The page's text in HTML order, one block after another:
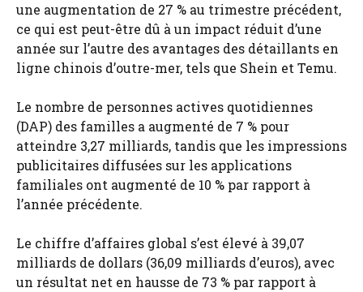
une augmentation de 27 % au trimestre précédent,
ce qui est peut-être dû à un impact réduit d’une
année sur l’autre des avantages des détaillants en
ligne chinois d’outre-mer, tels que Shein et Temu.
Le nombre de personnes actives quotidiennes
(DAP) des familles a augmenté de 7 % pour
atteindre 3,27 milliards, tandis que les impressions
publicitaires diffusées sur les applications
familiales ont augmenté de 10 % par rapport à
l’année précédente.
Le chiffre d’affaires global s’est élevé à 39,07
milliards de dollars (36,09 milliards d’euros), avec
un résultat net en hausse de 73 % par rapport à